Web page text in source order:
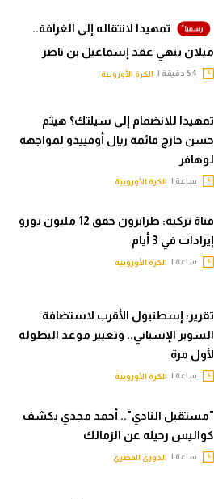
تمهيدا لانتقاله إلى الغرافة..
ميلان ينهي عقد إسماعيل بن ناصر
الكرة الأوروبية
تمهيدا للانضمام إلى سيلتك؟ هيثم
حسن خارج قائمة ريال أوفييدو لمواجهة
لوهافر
ساعة | الكرة الأوروبية
قناة تركية: طرابزون حقق 12 مليون يورو
إيرادات في 3 أيام
ساعة | الكرة الأوروبية
تقرير: إسطنبول الأقرب لاستضافة
السوبر الإسباني.. وتغيير موعد البطولة
لأول مرة
ساعة | الكرة الأوروبية
"مستقبل النادي".. أحمد مجدي يكشف
كواليس رحيله عن الزمالك
ساعة | الدوري المصري